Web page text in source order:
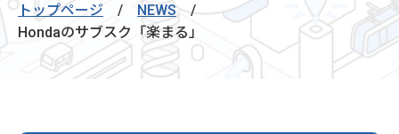
トップページ / NEWS
/
Hondaのサブスク「楽まる」